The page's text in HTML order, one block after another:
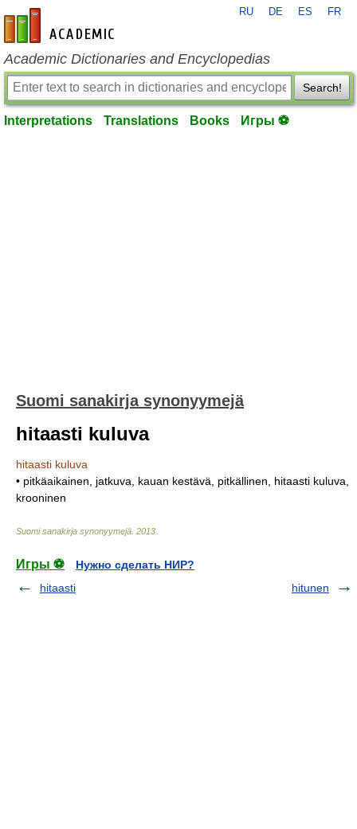
en-academic.com
RU DE ES FR
Academic Dictionaries and Encyclopedias
Search!
Interpretations Translations Books Игры ⚽
Suomi sanakirja synonyymejä
hitaasti kuluva
hitaasti kuluva
• pitkäaikainen, jatkuva, kauan kestävä, pitkällinen, hitaasti kuluva,
krooninen
Suomi sanakirja synonyymejä 2013
Игры ⚽
Нужно сделать НИР?
hitaasti
hitunen